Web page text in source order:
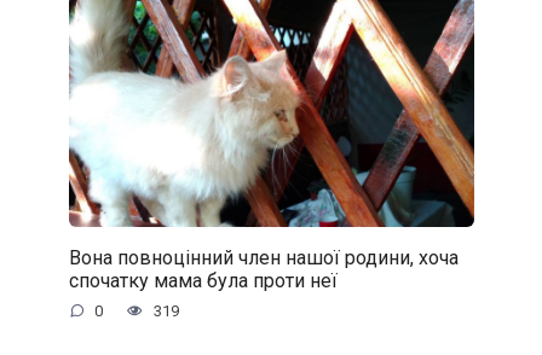
Вона повноцінний член нашої родини, хоча
спочатку мама була проти неї
0 319